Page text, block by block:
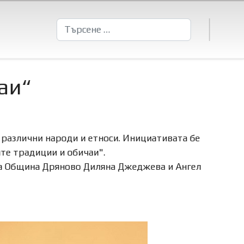
Търсене
народи и етноси. Инициативата бе
традиции и обичаи".
Община Дряново Диляна Джеджева и Ангел